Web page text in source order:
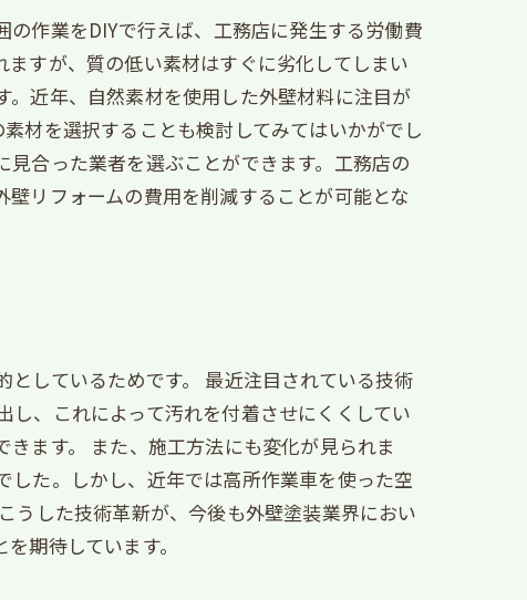
作業をDIYで行えば、工務店に発生する労働費
すが、質の低い素材はすぐに劣化してしまい
近年、自然素材を使用した外壁材料に注目が
材を選択することも検討してみてはいかがでし
合った業者を選ぶことができます。工務店の
リフォームの費用を削減することが可能とな
しているためです。 最近注目されている技術
、これによって汚れを付着させにくくしてい
ます。 また、施工方法にも変化が見られま
た。しかし、近年では高所作業車を使った空
うした技術革新が、今後も外壁塗装業界におい
期待しています。